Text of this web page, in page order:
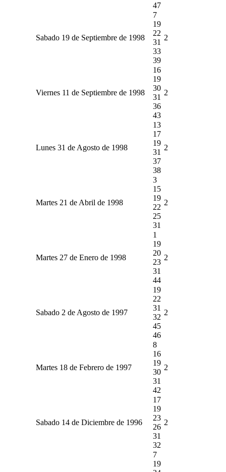
47
Sabado 19 de Septiembre de 1998
7
19
22
31
33
39
2
Viernes 11 de Septiembre de 1998
16
19
30
31
36
43
2
Lunes 31 de Agosto de 1998
13
17
19
31
37
38
2
Martes 21 de Abril de 1998
3
15
19
22
25
31
2
Martes 27 de Enero de 1998
1
19
20
23
31
44
2
Sabado 2 de Agosto de 1997
19
22
31
32
45
46
2
Martes 18 de Febrero de 1997
8
16
19
30
31
42
2
Sabado 14 de Diciembre de 1996
17
19
23
26
31
32
2
7
19